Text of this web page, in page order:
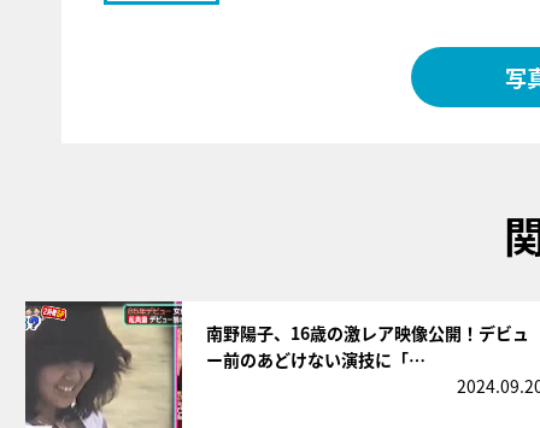
写
南野陽子、16歳の激レア映像公開！デビュ
ー前のあどけない演技に「…